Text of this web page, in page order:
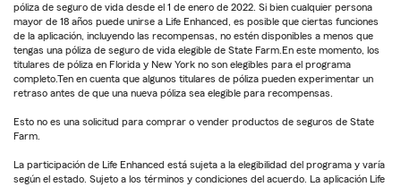
póliza de seguro de vida desde el 1 de enero de 2022. Si bien cualquier persona
mayor de 18 años puede unirse a Life Enhanced, es posible que ciertas funciones
de la aplicación, incluyendo las recompensas, no estén disponibles a menos que
tengas una póliza de seguro de vida elegible de State Farm.En este momento, los
titulares de póliza en Florida y New York no son elegibles para el programa
completo.Ten en cuenta que algunos titulares de póliza pueden experimentar un
retraso antes de que una nueva póliza sea elegible para recompensas.
Esto no es una solicitud para comprar o vender productos de seguros de State
Farm.
La participación de Life Enhanced está sujeta a la elegibilidad del programa y varía
según el estado. Sujeto a los términos y condiciones del acuerdo. La aplicación Life